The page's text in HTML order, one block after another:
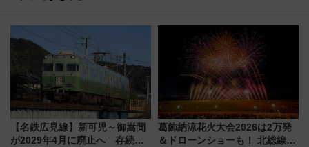
【名鉄広見線】新可児～御嵩間
が2029年4月に廃止へ 存続協
葛飾納涼花火大会2026は2万発
＆ドローンショーも！ 北総線を